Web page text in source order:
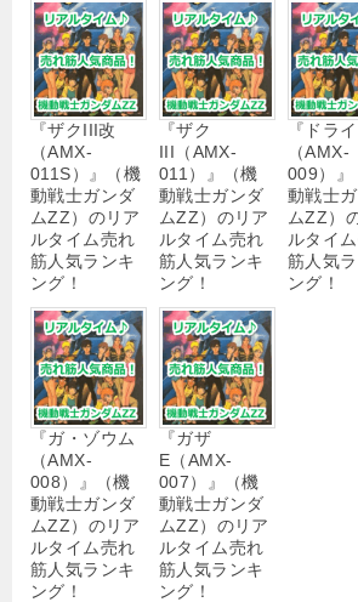
『ザクIII改
（AMX-
011S）』（機
動戦士ガンダ
ムΖΖ）のリア
ルタイム売れ
筋人気ランキ
ング！
『ザク
III（AMX-
011）』（機
動戦士ガンダ
ムΖΖ）のリア
ルタイム売れ
筋人気ランキ
ング！
『ドラ
（AMX-
009）』
動戦士
ムΖΖ）
ルタイ
筋人気
ング！
『ガ・ゾウム
（AMX-
008）』（機
動戦士ガンダ
ムΖΖ）のリア
ルタイム売れ
筋人気ランキ
ング！
『ガザ
E（AMX-
007）』（機
動戦士ガンダ
ムΖΖ）のリア
ルタイム売れ
筋人気ランキ
ング！